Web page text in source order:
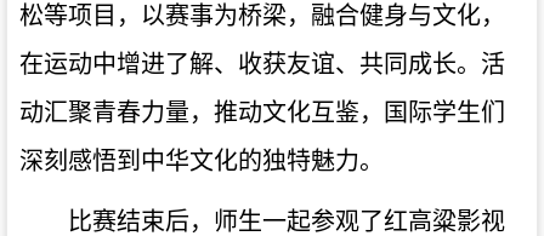
松等项目，以赛事为桥梁，融合健身与文化，
在运动中增进了解、收获友谊、共同成长。活
动汇聚青春力量，推动文化互鉴，国际学生们
深刻感悟到中华文化的独特魅力。
比赛结束后，师生一起参观了红高粱影视